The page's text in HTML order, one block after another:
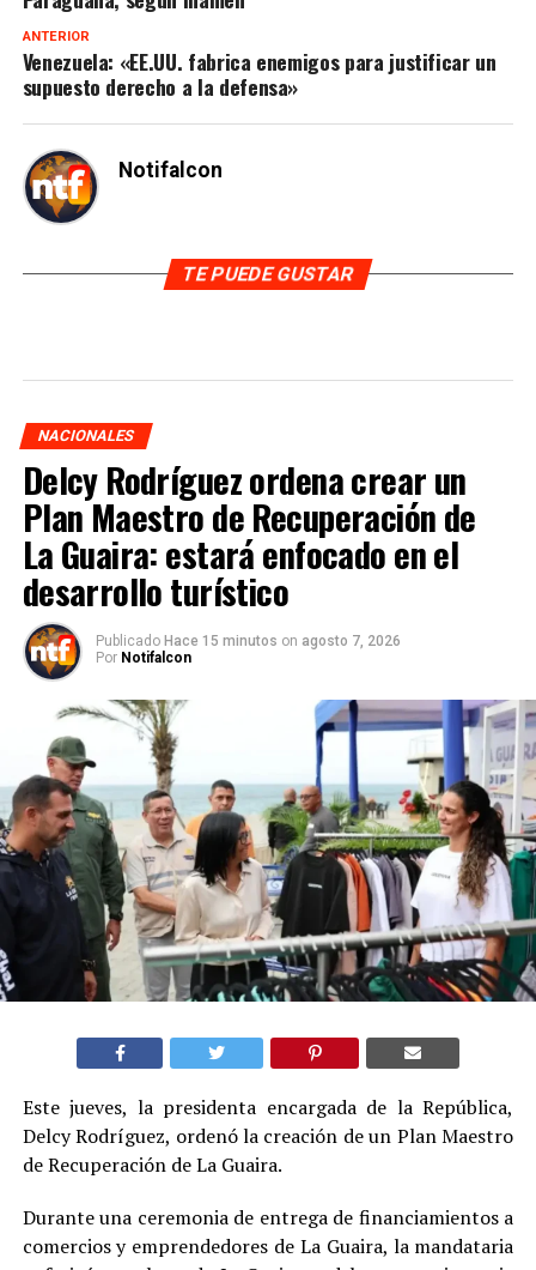
ANTERIOR
Venezuela: «EE.UU. fabrica enemigos para justificar un
supuesto derecho a la defensa»
Notifalcon
TE PUEDE GUSTAR
NACIONALES
Delcy Rodríguez ordena crear un
Plan Maestro de Recuperación de
La Guaira: estará enfocado en el
desarrollo turístico
Publicado Hace 15 minutos on agosto 7, 2026
Por Notifalcon
Este jueves, la presidenta encargada de la República,
Delcy Rodríguez, ordenó la creación de un Plan Maestro
de Recuperación de La Guaira.
Durante una ceremonia de entrega de financiamientos a
comercios y emprendedores de La Guaira, la mandataria